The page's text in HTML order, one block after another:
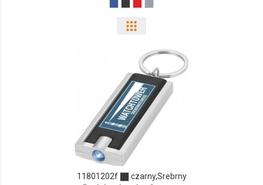
odmiany
i
ilości
produktu
11801202f
11801202f czarny,Srebrny